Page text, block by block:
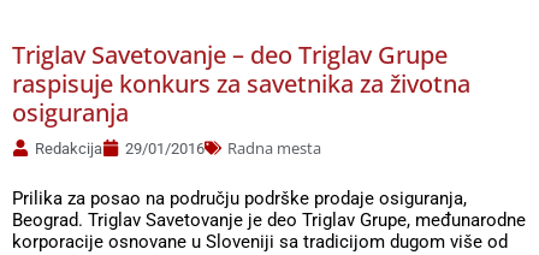
Triglav Savetovanje – deo Triglav Grupe
raspisuje konkurs za savetnika za životna
osiguranja
Redakcija 29/01/2016 Radna mesta
Prilika za posao na području podrške prodaje osiguranja,
Beograd. Triglav Savetovanje je deo Triglav Grupe, međunarodne
korporacije osnovane u Sloveniji sa tradicijom dugom više od